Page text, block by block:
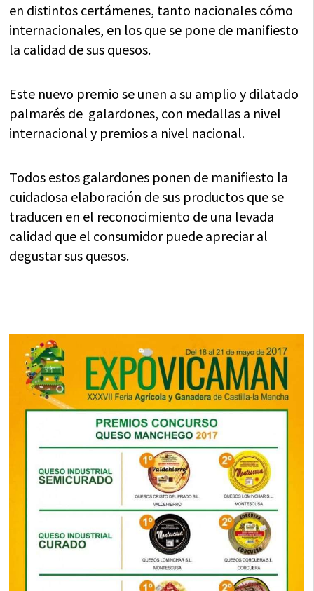
en distintos certámenes, tanto nacionales cómo
internacionales, en los que se pone de manifiesto
la calidad de sus quesos.
Este nuevo premio se unen a su amplio y dilatado
palmarés de galardones, con medallas a nivel
internacional y premios a nivel nacional.
Todos estos galardones ponen de manifiesto la
cuidadosa elaboración de sus productos que se
traducen en el reconocimiento de una levada
calidad que el consumidor puede apreciar al
degustar sus quesos.